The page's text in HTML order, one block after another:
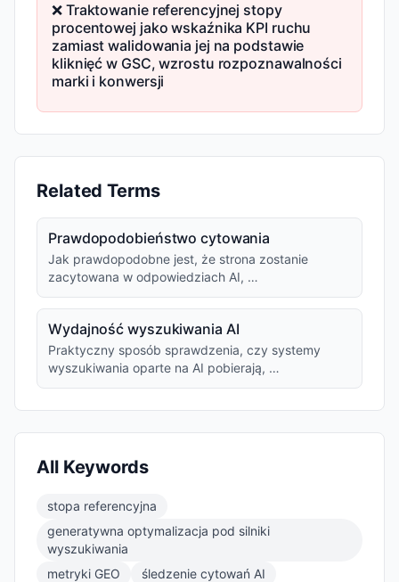
❌ Traktowanie referencyjnej stopy
procentowej jako wskaźnika KPI ruchu
zamiast walidowania jej na podstawie
kliknięć w GSC, wzrostu rozpoznawalności
marki i konwersji
Related Terms
Prawdopodobieństwo cytowania
Jak prawdopodobne jest, że strona zostanie
zacytowana w odpowiedziach AI, …
Wydajność wyszukiwania AI
Praktyczny sposób sprawdzenia, czy systemy
wyszukiwania oparte na AI pobierają, …
All Keywords
stopa referencyjna
generatywna optymalizacja pod silniki
wyszukiwania
metryki GEO
śledzenie cytowań AI